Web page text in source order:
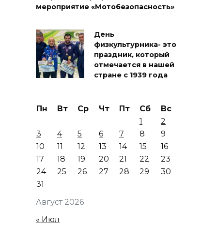
мероприятие «Мотобезопасность»
День
физкультурника- это
праздник, который
отмечается в нашей
стране с 1939 года
Август 2026
Пн Вт Ср Чт Пт Сб
Вс
1
2
3
4 5 6 7 8
9
10
11 12 13 14 15
16
17
18 19 20 21 22
23
24
25 26 27 28 29
30
31
« Июл